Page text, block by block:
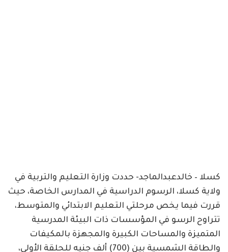
كسلا – خالدعبدالماجد- حددت وزارة التعليم والتربية في
ولاية كسلا، الرسوم الدراسية في المدارس الخاصة، حيث
قررت فيما يخص مرحلتي التعليم الابتدائي والمتوسط،
تتراوح الرسو في المؤسسات ذات البيئة المدرسية
المتميزة والمساحات الكبيرة والمجهزة بالمكيفات
والطاقة الشمسية بين (700) ألف جنيه للحلقة الأولى،